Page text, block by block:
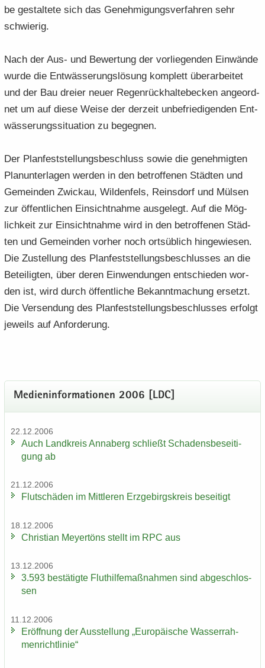
be ge­stal­te­te sich das Ge­neh­mi­gungs­ver­fah­ren sehr
schwie­rig.
Nach der Aus- und Be­wer­tung der vor­lie­gen­den Ein­wän­de
wurde die Ent­wäs­se­rungs­lö­sung kom­plett über­ar­bei­tet
und der Bau drei­er neuer Re­gen­rück­hal­te­be­cken an­ge­ord­
net um auf diese Weise der der­zeit un­be­frie­di­gen­den Ent­
wäs­se­rungs­si­tua­ti­on zu be­geg­nen.
Der Plan­fest­stel­lungs­be­schluss sowie die ge­neh­mig­ten
Plan­un­ter­la­gen wer­den in den be­trof­fe­nen Städ­ten und
Ge­mein­den Zwi­ckau, Wil­den­fels, Reins­dorf und Mül­sen
zur öf­fent­li­chen Ein­sicht­nah­me aus­ge­legt. Auf die Mög­
lich­keit zur Ein­sicht­nah­me wird in den be­trof­fe­nen Städ­
ten und Ge­mein­den vor­her noch orts­üb­lich hin­ge­wie­sen.
Die Zu­stel­lung des Plan­fest­stel­lungs­be­schlus­ses an die
Be­tei­lig­ten, über deren Ein­wen­dun­gen ent­schie­den wor­
den ist, wird durch öf­fent­li­che Be­kannt­ma­chung er­setzt.
Die Ver­sen­dung des Plan­fest­stel­lungs­be­schlus­ses er­folgt
je­weils auf An­for­de­rung.
Me­di­en­in­for­ma­tio­nen 2006 [LDC]
22.12.2006
Auch Land­kreis An­na­berg schließt Scha­dens­be­sei­ti­
gung ab
21.12.2006
Flut­schä­den im Mitt­le­ren Erz­ge­birgs­kreis be­sei­tigt
18.12.2006
Chris­ti­an Mey­er­töns stellt im RPC aus
13.12.2006
3.593 be­stä­tig­te Flut­hil­fe­maß­nah­men sind ab­ge­schlos­
sen
11.12.2006
Er­öff­nung der Aus­stel­lung „Eu­ro­päi­sche Was­ser­rah­
men­richt­li­nie“